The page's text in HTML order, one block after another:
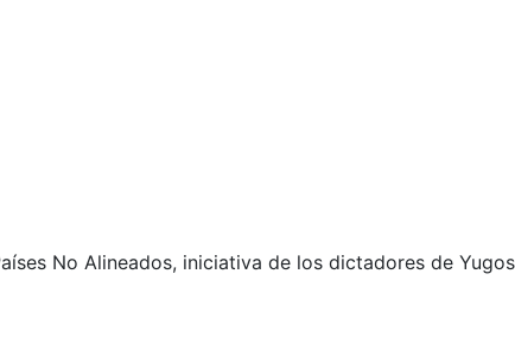
No Alineados, iniciativa de los dictadores de